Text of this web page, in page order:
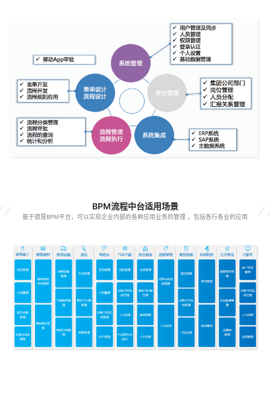
BPM流程中台适用场景
基于德慧BPM平台，可以实现企业内部的各种应用业务的管理 ，包括各行各业的应用